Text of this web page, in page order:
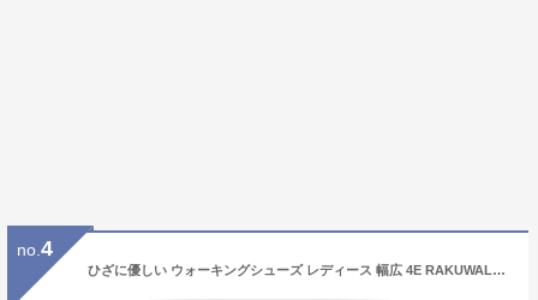
no. 4
ひざに優しい ウォーキングシューズ レディース 幅広 4E RAKUWALK ラクウォーク ニーズアップ ウォーキングシューズ ひざ 関節痛 O脚 スニーカー 矯正 歩きやすい 疲れない レディース 女性 シニア ウォーキング [ アシックス 膝 痛 ダイエット 健康 履きやすい 痛くない ]